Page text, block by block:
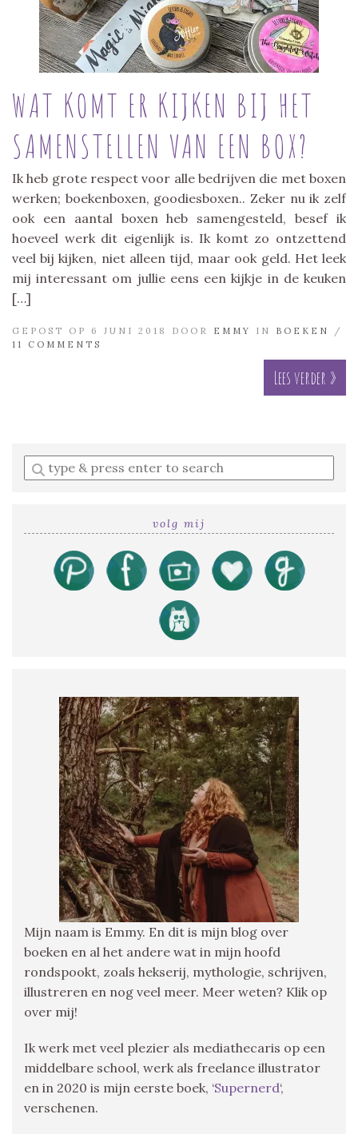
WAT KOMT ER KIJKEN BIJ HET
SAMENSTELLEN VAN EEN BOX?
Ik heb grote respect voor alle bedrijven die met boxen
werken; boekenboxen, goodiesboxen.. Zeker nu ik zelf
ook een aantal boxen heb samengesteld, besef ik
hoeveel werk dit eigenlijk is. Ik komt zo ontzettend
veel bij kijken, niet alleen tijd, maar ook geld. Het leek
mij interessant om jullie eens een kijkje in de keuken
[…]
GEPOST OP 6 JUNI 2018 DOOR EMMY IN BOEKEN
/
11 COMMENTS
Lees verder »
Enter
a
volg mij
Mijn naam is Emmy. En dit is mijn blog over
boeken en al het andere wat in mijn hoofd
rondspookt, zoals hekserij, mythologie, schrijven,
illustreren en nog veel meer. Meer weten? Klik op
over mij!
Ik werk met veel plezier als mediathecaris op een
middelbare school, werk als freelance illustrator
en in 2020 is mijn eerste boek, ‘Supernerd‘,
verschenen.